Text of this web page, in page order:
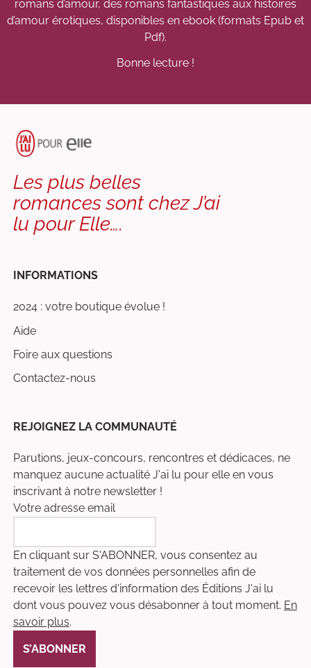
romans d’amour, des romans fantastiques aux histoires
d’amour érotiques, disponibles en ebook (formats Epub et
Pdf).
Bonne lecture !
J'ai
Lu
Elle
Les plus belles
romances sont chez J’ai
lu pour Elle….
INFORMATIONS
2024 : votre boutique évolue !
Aide
Foire aux questions
Contactez-nous
REJOIGNEZ LA COMMUNAUTÉ
Parutions, jeux-concours, rencontres et dédicaces, ne
manquez aucune actualité J'ai lu pour elle en vous
inscrivant à notre newsletter !
Votre adresse email
En cliquant sur S'ABONNER, vous consentez au
traitement de vos données personnelles afin de
recevoir les lettres d'information des Éditions J'ai lu
dont vous pouvez vous désabonner à tout moment. En
savoir plus.
S’ABONNER